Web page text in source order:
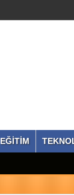
EĞİTİM